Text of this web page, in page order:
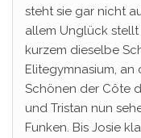
steht sie gar nicht
allem Unglück stellt
kurzem dieselbe
Elitegymnasium,
Schönen der Côte
und Tristan nun
Funken. Bis Josie